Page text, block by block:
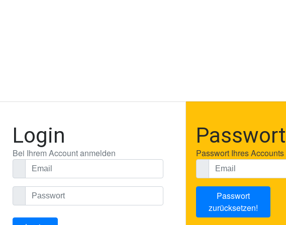
Login
Bei Ihrem Account anmelden
Passwort
Passwort Ihres
Passwort
zurücksetzen!